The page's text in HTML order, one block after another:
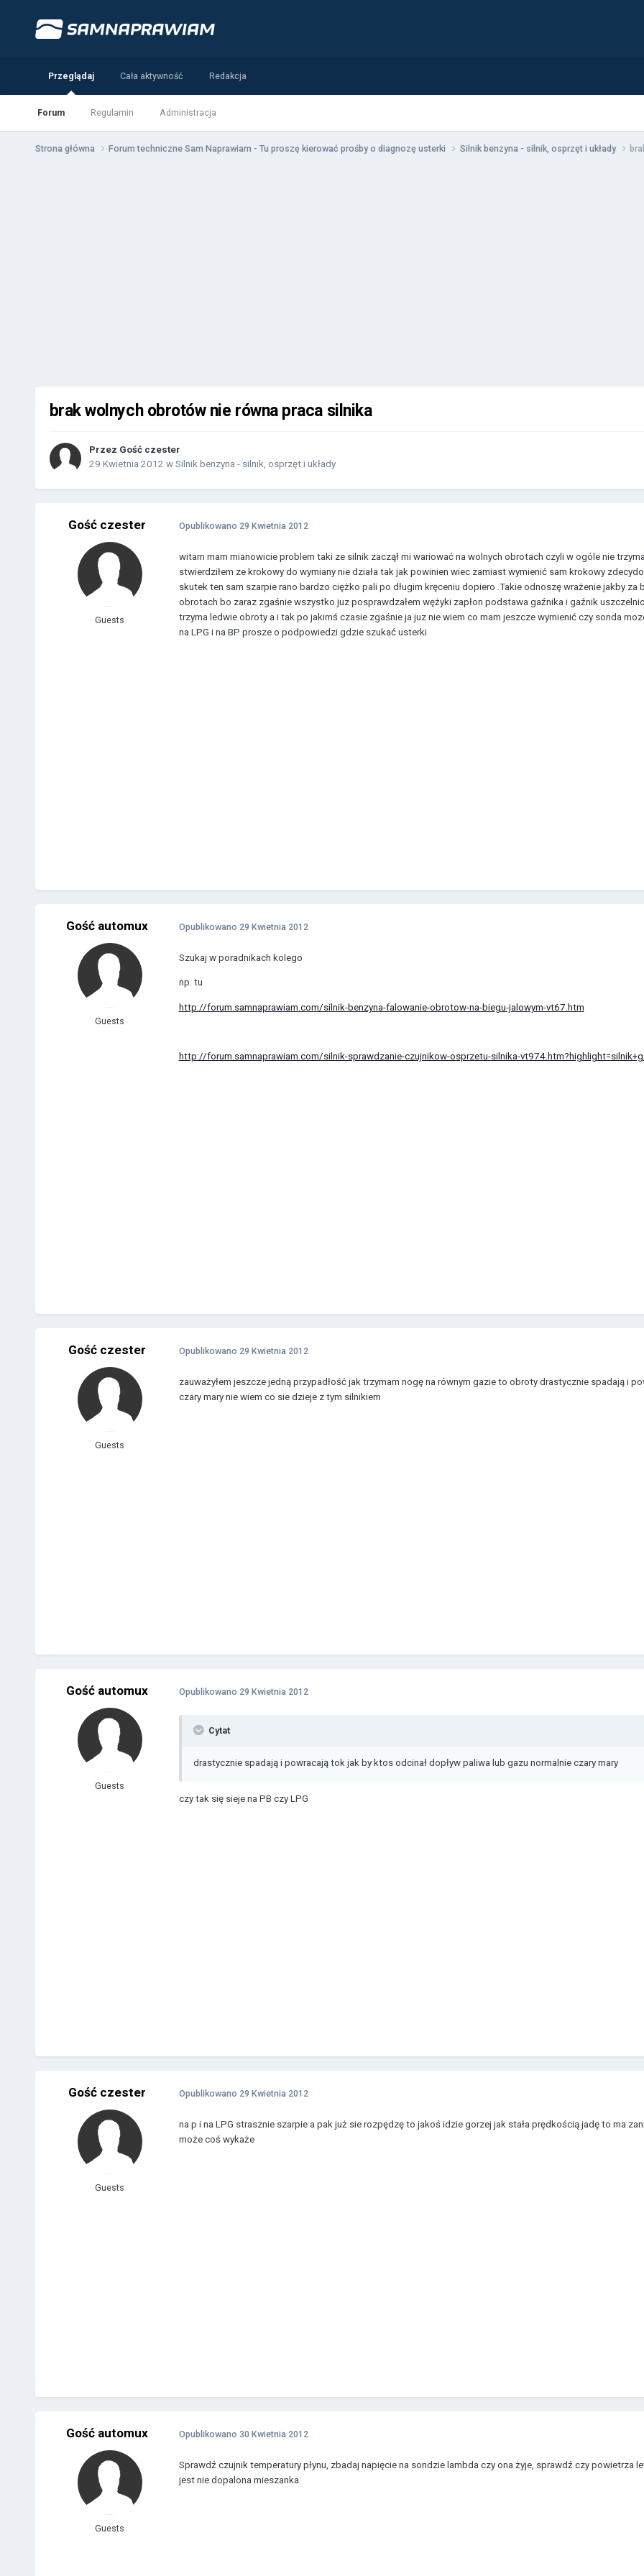
Przeglądaj
Forum Regulamin Administracja
Cała aktywność Redakcja
Strona główna Forum techniczne Sam Naprawiam - Tu proszę kierować prośby o diagnozę usterki Silnik benzyna - silnik, osprzęt i układy
brak wolnych obrotów nie równa praca silnika
Przez Gość czester
29 Kwietnia 2012 w Silnik benzyna - silnik, osprzęt i układy
Gość czester
Guests
Opublikowano 29 Kwietnia 2012
witam mam mianowicie problem taki ze silnik zaczął mi wariować na wolnych obrotach czyli w ogóle nie
stwierdziłem ze krokowy do wymiany nie działa tak jak powinien wiec zamiast wymienić sam krokowy
skutek ten sam szarpie rano bardzo ciężko pali po długim kręceniu dopiero .Takie odnoszę wrażenie jakby za
obrotach bo zaraz zgaśnie wszystko juz posprawdzałem wężyki zapłon podstawa gaźnika i gaźnik
trzyma ledwie obroty a i tak po jakimś czasie zgaśnie ja juz nie wiem co mam jeszcze wymienić czy sonda
na LPG i na BP prosze o podpowiedzi gdzie szukać usterki
Gość automux
Guests
Opublikowano 29 Kwietnia 2012
Szukaj w poradnikach kolego
np. tu
http://forum.samnaprawiam.com/silnik-benzyna-falowanie-obrotow-na-biegu-jalowym-vt67.htm
http://forum.samnaprawiam.com/silnik-sprawdzanie-czujnikow-osprzetu-silnika-
Gość czester
Guests
Opublikowano 29 Kwietnia 2012
zauważyłem jeszcze jedną przypadłość jak trzymam nogę na równym gazie to obroty drastycznie spadają i
czary mary nie wiem co sie dzieje z tym silnikiem
Gość automux
Guests
Opublikowano 29 Kwietnia 2012
Cytat
drastycznie spadają i powracają tok jak by ktos odcinał dopływ paliwa lub gazu normalnie czary mary
czy tak się sieje na PB czy LPG
Gość czester
Guests
Opublikowano 29 Kwietnia 2012
na p i na LPG strasznie szarpie a pak już sie rozpędzę to jakoś idzie gorzej jak stała prędkością jadę to ma
może coś wykaże
Gość automux
Guests
Opublikowano 30 Kwietnia 2012
Sprawdź czujnik temperatury płynu, zbadaj napięcie na sondzie lambda czy ona żyje, sprawdź czy powietrza
jest nie dopalona mieszanka.